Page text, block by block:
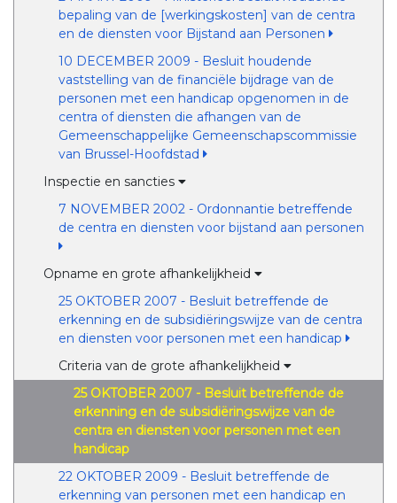
bepaling van de [werkingskosten] van de centra
en de diensten voor Bijstand aan Personen
10 DECEMBER 2009 - Besluit houdende
vaststelling van de financiële bijdrage van de
personen met een handicap opgenomen in de
centra of diensten die afhangen van de
Gemeenschappelijke Gemeenschapscommissie
van Brussel-Hoofdstad
Inspectie en sancties
7 NOVEMBER 2002 - Ordonnantie betreffende
de centra en diensten voor bijstand aan personen
Opname en grote afhankelijkheid
25 OKTOBER 2007 - Besluit betreffende de
erkenning en de subsidiëringswijze van de centra
en diensten voor personen met een handicap
Criteria van de grote afhankelijkheid
25 OKTOBER 2007 - Besluit betreffende de
erkenning en de subsidiëringswijze van de
centra en diensten voor personen met een
handicap
22 OKTOBER 2009 - Besluit betreffende de
erkenning van personen met een handicap en